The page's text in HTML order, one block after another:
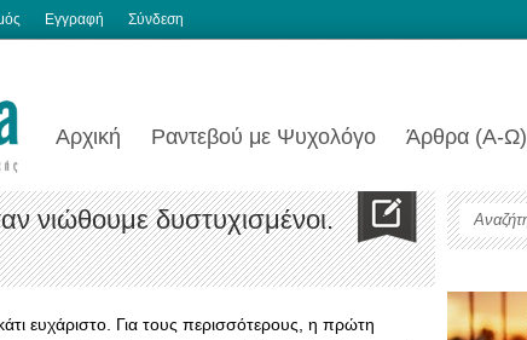
Εγγραφή Σύνδεση
Αρχική Ραντεβού με Ψυχολόγο Άρθρα (Α-Ω)
νιώθουμε δυστυχισμένοι.
ευχάριστο. Για τους περισσότερους, η πρώτη